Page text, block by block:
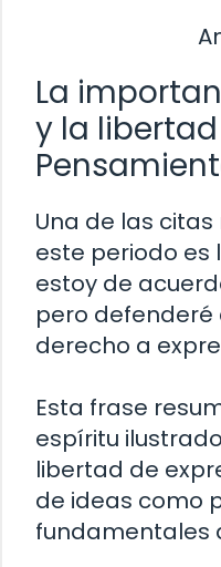
La
y la
Una de las
este periodo es
estoy de
pero defenderé
derecho a
Esta frase
espíritu
libertad de
de ideas como
fundamentales